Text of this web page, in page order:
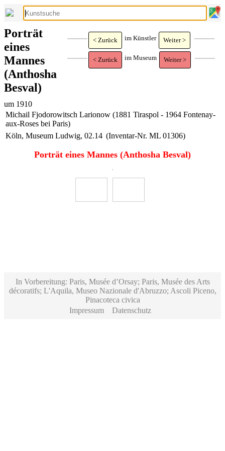
< Zurück im Künstler Weiter >
< Zurück im Museum Weiter >
Porträt
eines
Mannes
(Anthosha
Besval)
um 1910
Michail Fjodorowitsch Larionow (1881 Tiraspol - 1964 Fontenay-
aux-Roses bei Paris)
Köln, Museum Ludwig, 02.14 (Inventar-Nr. ML 01306)
Porträt eines Mannes (Anthosha Besval)
In Vorbereitung: Paris, Musée d’Orsay; Paris, Musée des Arts
décoratifs; L'Aquila, Museo Nazionale d'Abruzzo; Ascoli Piceno,
Pinacoteca civica
Impressum
Datenschutz